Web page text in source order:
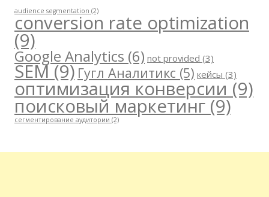
audience segmentation (2)
conversion rate optimization
(9)
Google Analytics (6) not provided (3)
SEM(9) Гугл Аналитикс (5) кейсы (3)
оптимизация конверсии (9)
поисковый маркетинг (9)
сегментирование аудитории (2)